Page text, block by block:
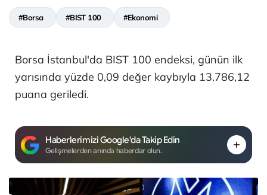
#Borsa #BIST 100 #Ekonomi
Borsa İstanbul'da BIST 100 endeksi, günün ilk
yarısında yüzde 0,09 değer kaybıyla 13.786,12
puana geriledi.
Haberlerimizi Google'da Takip Edin
Gelişmelerden anında haberdar olun.